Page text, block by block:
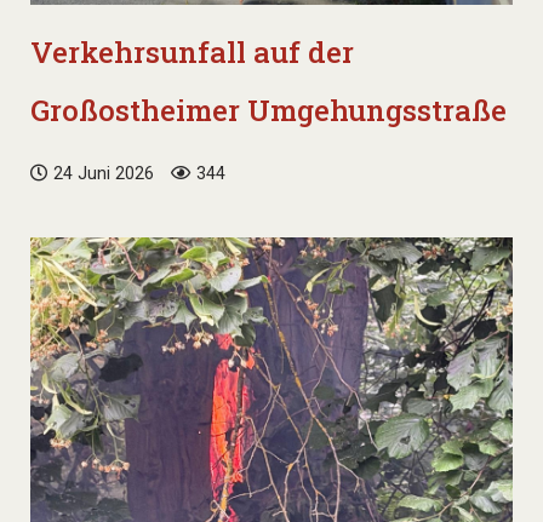
Verkehrsunfall auf der
Großostheimer Umgehungsstraße
24 Juni 2026 344